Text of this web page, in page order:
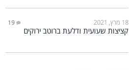
18 מרץ, 2021 19
קציצות שעועית ודלעת ברוטב ירוקים